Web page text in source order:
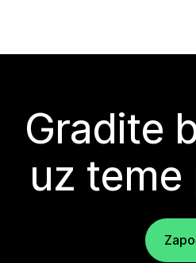
Gradite
uz